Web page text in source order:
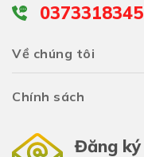
0373318345
Về chúng tôi
Chính sách
Đăng ký